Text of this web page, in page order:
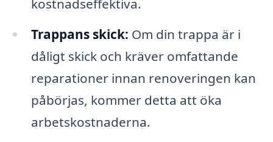
kostnadseffektiva.
Trappans skick: Om din trappa är i
dåligt skick och kräver omfattande
reparationer innan renoveringen kan
påbörjas, kommer detta att öka
arbetskostnaderna.